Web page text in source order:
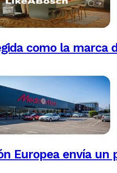
como la marca
Europea envía un